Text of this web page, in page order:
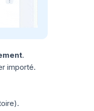
.
importé.